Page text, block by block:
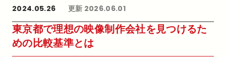
2024.05.26 更新 2026.06.01
東京都で理想の映像制作会社を見つけるた
めの比較基準とは